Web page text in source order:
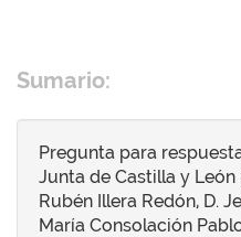
Sumario:
Pregunta para
Junta de Castilla y
Rubén Illera Redón, D.
María Consolación